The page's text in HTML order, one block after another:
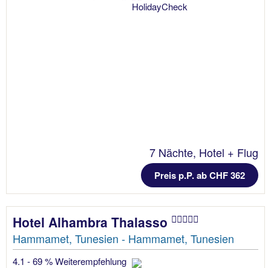
7 Nächte, Hotel + Flug
Preis p.P. ab CHF 362
Hotel Alhambra Thalasso
Hammamet, Tunesien - Hammamet, Tunesien
4.1 - 69 % Weiterempfehlung